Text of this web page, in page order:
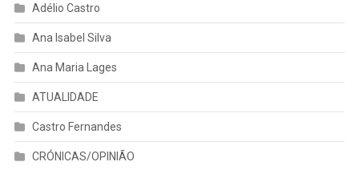
Adélio Castro
Ana Isabel Silva
Ana Maria Lages
ATUALIDADE
Castro Fernandes
CRÓNICAS/OPINIÃO